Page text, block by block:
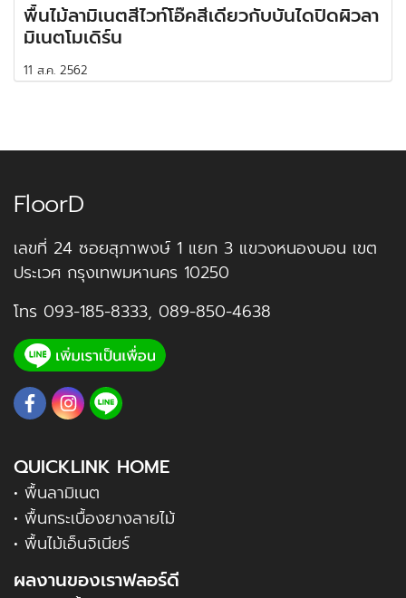
พื้นไม้ลามิเนตสีไวท์โอ๊คสีเดียวกับบันไดปิดผิวลา
มิเนตโมเดิร์น
11 ส.ค. 2562
FloorD
เลขที่ 24 ซอยสุภาพงษ์ 1 แยก 3 แขวงหนองบอน เขต
ประเวศ กรุงเทพมหานคร 10250
โทร 093-185-8333, 089-850-4638
QUICKLINK HOME
• พื้นลามิเนต
• พื้นกระเบื้องยางลายไม้
• พื้นไม้เอ็นจิเนียร์
ผลงานของเราฟลอร์ดี